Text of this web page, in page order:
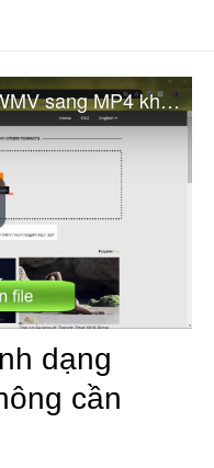
Cách chuyển từ định dạng WMV sang MP4 không cần phần mềm
dạng
cần